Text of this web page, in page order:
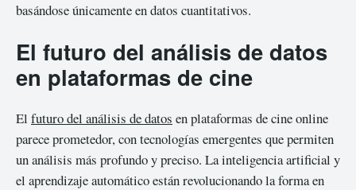
basándose únicamente en datos cuantitativos.
El futuro del análisis de datos
en plataformas de cine
El futuro del análisis de datos en plataformas de cine online
parece prometedor, con tecnologías emergentes que permiten
un análisis más profundo y preciso. La inteligencia artificial y
el aprendizaje automático están revolucionando la forma en